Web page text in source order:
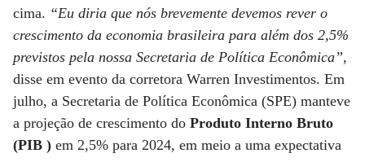
cima. “Eu diria que nós brevemente devemos rever o
crescimento da economia brasileira para além dos 2,5%
previstos pela nossa Secretaria de Política Econômica”,
disse em evento da corretora Warren Investimentos. Em
julho, a Secretaria de Política Econômica (SPE) manteve
a projeção de crescimento do Produto Interno Bruto
(PIB ) em 2,5% para 2024, em meio a uma expectativa